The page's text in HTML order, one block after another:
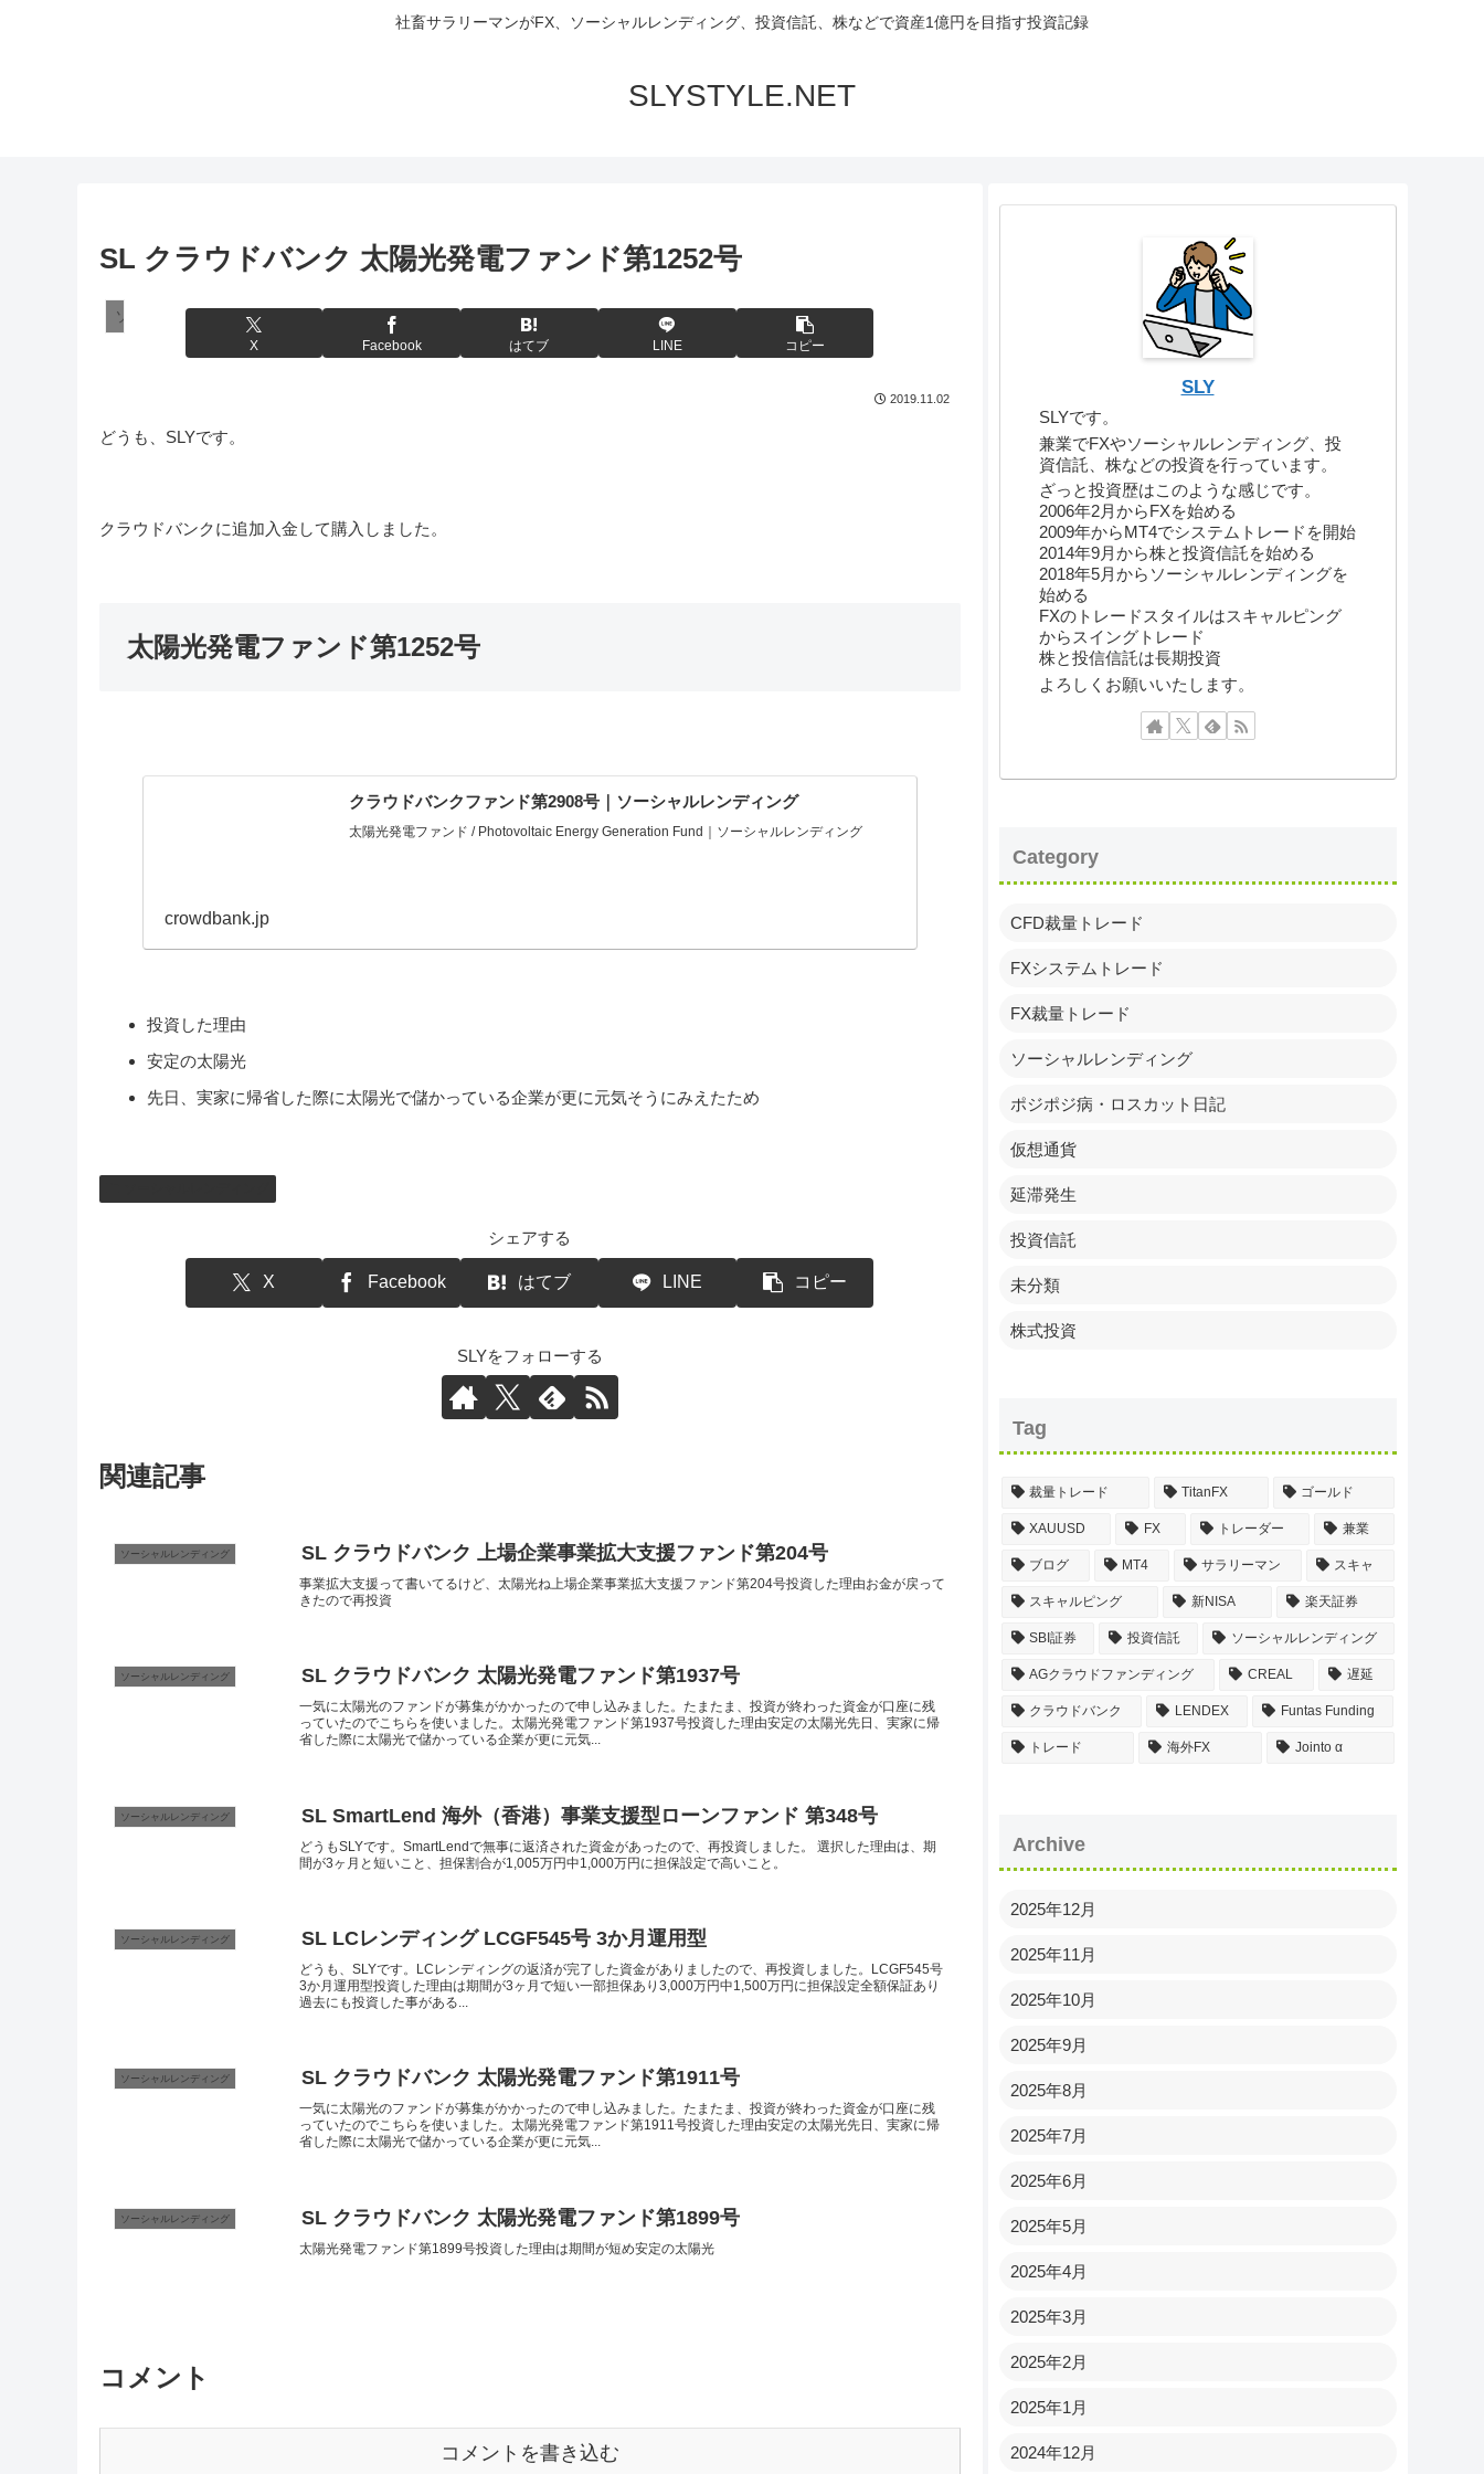
社畜サラリーマンがFX、ソーシャルレンディング、投資信託、株などで資産1億円を目指す投資記録
SLYSTYLE.NET
SL クラウドバンク 太陽光発電ファンド第1252号
ソーシャルレンディング
X Facebook はてブ LINE コピー
2019.11.02
どうも、SLYです。
クラウドバンクに追加入金して購入しました。
太陽光発電ファンド第1252号
クラウドバンクファンド第2908号｜ソーシャルレンディング
太陽光発電ファンド / Photovoltaic Energy Generation Fund｜ソーシャルレンディング
crowdbank.jp
投資した理由
安定の太陽光
先日、実家に帰省した際に太陽光で儲かっている企業が更に元気そうにみえたため
シェアする
X Facebook はてブ LINE コピー
SLYをフォローする
関連記事
ソーシャルレンディング SL クラウドバンク 上場企業事業拡大支援ファンド第204号
事業拡大支援って書いてるけど、太陽光ね上場企業事業拡大支援ファンド第204号投資した理由お金が戻って
きたので再投資
ソーシャルレンディング SL クラウドバンク 太陽光発電ファンド第1937号
一気に太陽光のファンドが募集がかかったので申し込みました。たまたま、投資が終わった資金が口座に残
っていたのでこちらを使いました。太陽光発電ファンド第1937号投資した理由安定の太陽光先日、実家に帰
省した際に太陽光で儲かっている企業が更に元気...
ソーシャルレンディング SL SmartLend 海外（香港）事業支援型ローンファンド 第348号
どうもSLYです。SmartLendで無事に返済された資金があったので、再投資しました。 選択した理由は、期
間が3ヶ月と短いこと、担保割合が1,005万円中1,000万円に担保設定で高いこと。
ソーシャルレンディング SL LCレンディング LCGF545号 3か月運用型
どうも、SLYです。LCレンディングの返済が完了した資金がありましたので、再投資しました。LCGF545号
3か月運用型投資した理由は期間が3ヶ月で短い一部担保あり3,000万円中1,500万円に担保設定全額保証あり
過去にも投資した事がある...
ソーシャルレンディング SL クラウドバンク 太陽光発電ファンド第1911号
一気に太陽光のファンドが募集がかかったので申し込みました。たまたま、投資が終わった資金が口座に残
っていたのでこちらを使いました。太陽光発電ファンド第1911号投資した理由安定の太陽光先日、実家に帰
省した際に太陽光で儲かっている企業が更に元気...
ソーシャルレンディング SL クラウドバンク 太陽光発電ファンド第1899号
太陽光発電ファンド第1899号投資した理由は期間が短め安定の太陽光
コメント
コメントを書き込む
SLY
SLYです。
兼業でFXやソーシャルレンディング、投
資信託、株などの投資を行っています。
ざっと投資歴はこのような感じです。
2006年2月からFXを始める
2009年からMT4でシステムトレードを開始
2014年9月から株と投資信託を始める
2018年5月からソーシャルレンディングを
始める
FXのトレードスタイルはスキャルピング
からスイングトレード
株と投信信託は長期投資
よろしくお願いいたします。
Category
CFD裁量トレード
FXシステムトレード
FX裁量トレード
ソーシャルレンディング
ポジポジ病・ロスカット日記
仮想通貨
延滞発生
投資信託
未分類
株式投資
Tag
裁量トレード TitanFX ゴールド
XAUUSD FX トレーダー 兼業
ブログ MT4 サラリーマン スキャ
スキャルピング 新NISA 楽天証券
SBI証券 投資信託 ソーシャルレンディング
AGクラウドファンディング CREAL 遅延
クラウドバンク LENDEX Funtas Funding
トレード 海外FX Jointo α
Archive
2025年12月
2025年11月
2025年10月
2025年9月
2025年8月
2025年7月
2025年6月
2025年5月
2025年4月
2025年3月
2025年2月
2025年1月
2024年12月